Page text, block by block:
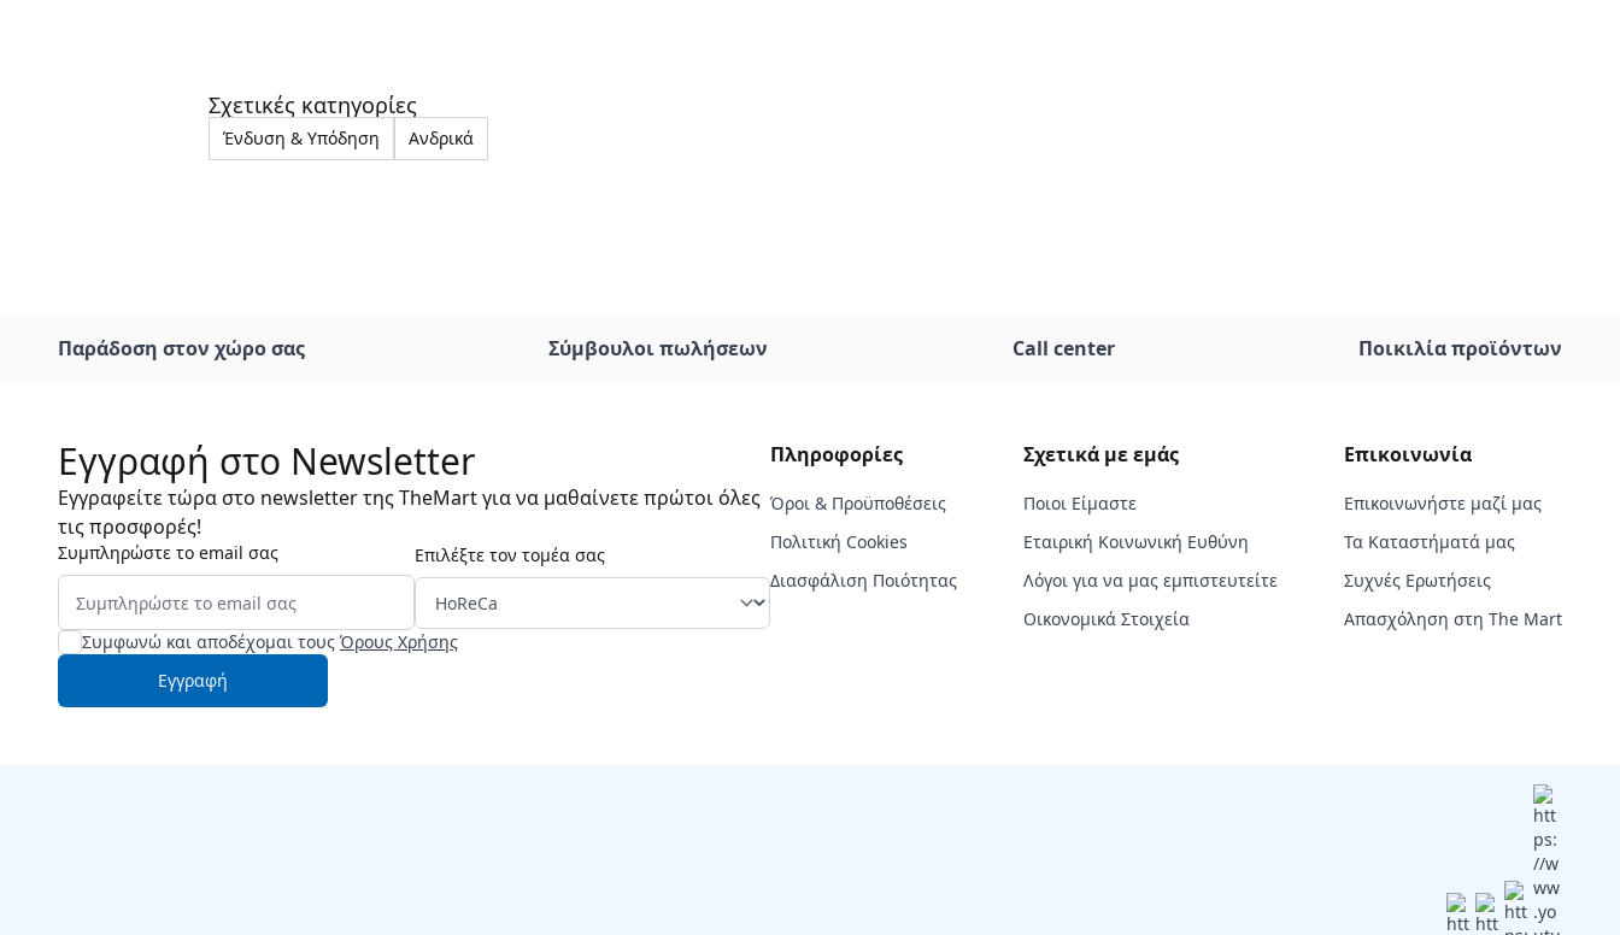
Σχετικές κατηγορίες
Ένδυση & Υπόδηση Ανδρικά
Παράδοση στον χώρο σας Σύμβουλοι πωλήσεων Call center Ποικιλία προϊόντων
Εγγραφή στο Newsletter
Εγγραφείτε τώρα στο newsletter της TheMart για να μαθαίνετε πρώτοι όλες
τις προσφορές!
Συμπληρώστε το email σας Επιλέξτε τον τομέα σας
Συμφωνώ και αποδέχομαι τους Όρους Χρήσης
Εγγραφή
Πληροφορίες
Όροι & Προϋποθέσεις
Πολιτική Cookies
Διασφάλιση Ποιότητας
Σχετικά με εμάς
Ποιοι Είμαστε
Εταιρική Κοινωνική Ευθύνη
Λόγοι για να μας εμπιστευτείτε
Οικονομικά Στοιχεία
Επικοινωνία
Επικοινωνήστε μαζί μας
Τα Καταστήματά μας
Συχνές Ερωτήσεις
Απασχόληση στη The Mart